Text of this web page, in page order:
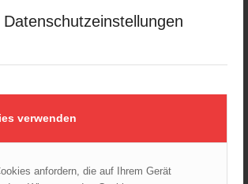
verwenden
anfordern, die auf Ihrem Gerät